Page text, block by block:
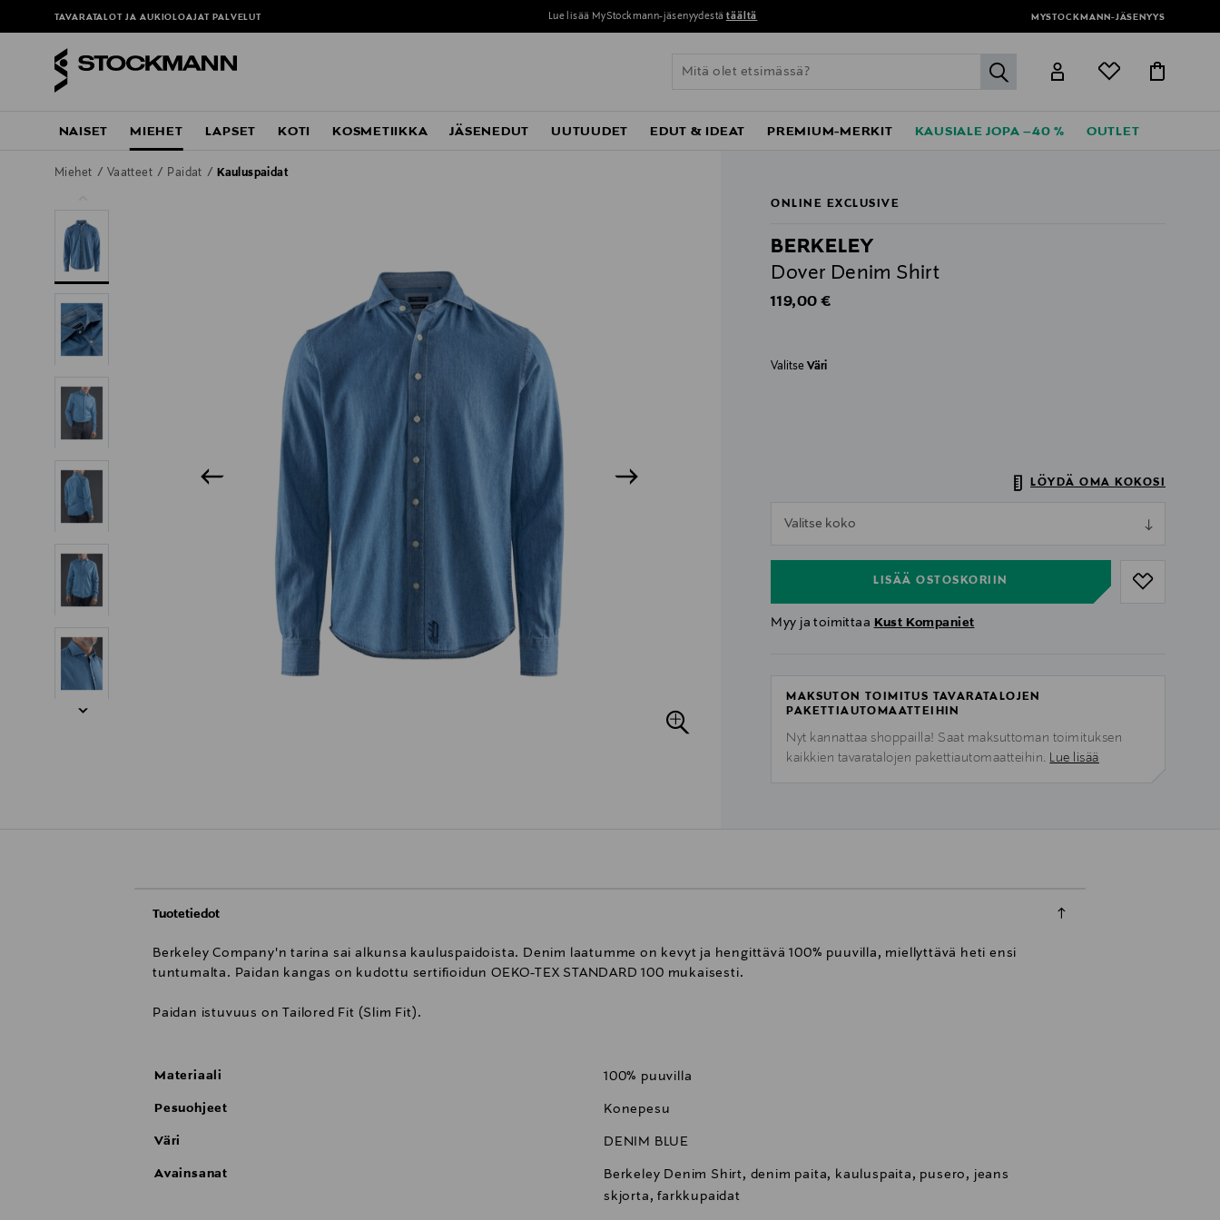
TAVARATALOT JA AUKIOLOAJAT PALVELUT Lue lisää MyStockmann-jäsenyydestä täältä MYSTOCKMANN-JÄSENYYS
label.header.go
NAISET MIEHET LAPSET KOTI KOSMETIIKKA JÄSENEDUT UUTUUDET EDUT & IDEAT PREMIUM-MERKIT KAUSIALE JOPA –40 % OUTLET
Miehet Vaatteet Paidat Kauluspaidat
ONLINE EXCLUSIVE
BERKELEY
Dover Denim Shirt
Original Price
119,00 €
ValitseVäri
LÖYDÄ OMA KOKOSI
Valitse koko
LISÄÄ OSTOSKORIIN
Myy ja toimittaa Kust Kompaniet
MAKSUTON TOIMITUS TAVARATALOJEN
PAKETTIAUTOMAATTEIHIN
Nyt kannattaa shoppailla! Saat maksuttoman toimituksen
kaikkien tavaratalojen pakettiautomaatteihin. Lue lisää
Tuotetiedot
Berkeley Company'n tarina sai alkunsa kauluspaidoista. Denim laatumme on kevyt ja hengittävä 100% puuvilla, miellyttävä heti ensi
tuntumalta. Paidan kangas on kudottu sertifioidun OEKO-TEX STANDARD 100 mukaisesti.
Paidan istuvuus on Tailored Fit (Slim Fit).
Materiaali 100% puuvilla
Pesuohjeet Konepesu
Väri DENIM BLUE
Avainsanat
Berkeley Denim Shirt, denim paita, kauluspaita, pusero, jeans
skjorta, farkkupaidat